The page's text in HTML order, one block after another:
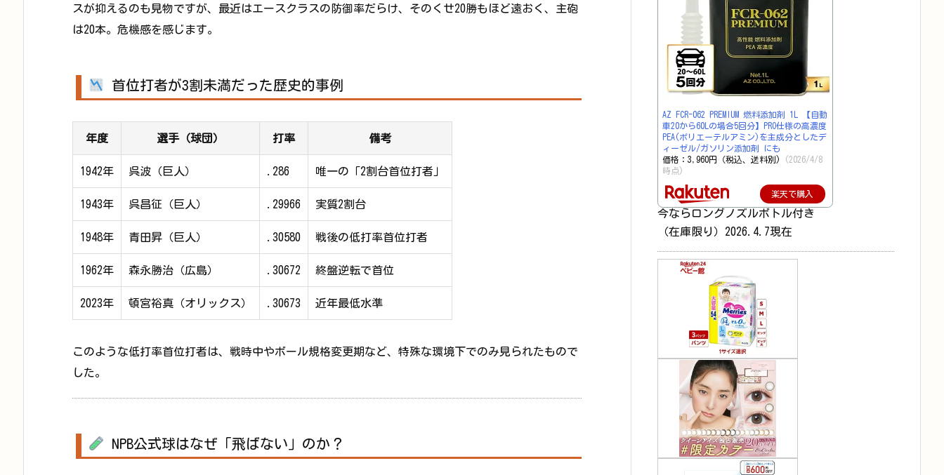
スが抑えるのも見物ですが、最近はエースクラスの防御率だらけ、そのくせ20勝もほど遠おく、主砲
は20本。危機感を感じます。
首位打者が3割未満だった歴史的事例
年度 選手（球団） 打率 備考
1942年 呉波（巨人） .286 唯一の「2割台首位打者」
1943年 呉昌征（巨人） .29966 実質2割台
1948年 青田昇（巨人） .30580 戦後の低打率首位打者
1962年 森永勝治（広島） .30672 終盤逆転で首位
2023年 頓宮裕真（オリックス） .30673 近年最低水準
このような低打率首位打者は、戦時中やボール規格変更期など、特殊な環境下でのみ見られたもので
した。
NPB公式球はなぜ「飛ばない」のか？
AZ FCR-062 PREMIUM 燃料添加剤 1L 【自動
車20から60Lの場合5回分】PRO仕様の高濃度
PEA(ポリエーテルアミン)を主成分としたデ
ィーゼル/ガソリン添加剤 にも
価格：3,960円（税込、送料別)
(2026/4/8
時点)
楽天で購入
今ならロングノズルボトル付き
（在庫限り）2026.4.7現在